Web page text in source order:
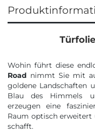
Wohin führt diese
Road nimmt Sie mit
goldene Landschaften
Blau des Himmels
erzeugen eine
Raum optisch erweitert
schafft.